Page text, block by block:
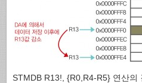
STMDB R13!, {R0,R4-R5} 연산의